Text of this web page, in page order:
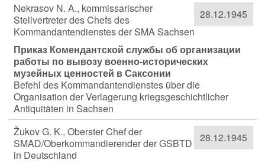
28.12.1945
Nekrasov N. A., kommissarischer
Stellvertreter des Chefs des
Kommandantendienstes der SMA Sachsen
Приказ Комендантской службы об организации
работы по вывозу военно-исторических
музейных ценностей в Саксонии
Befehl des Kommandantendienstes über die
Organisation der Verlagerung kriegsgeschichtlicher
Antiquitäten in Sachsen
28.12.1945
Žukov G. K., Oberster Chef der
SMAD/Oberkommandierender der GSBTD
in Deutschland